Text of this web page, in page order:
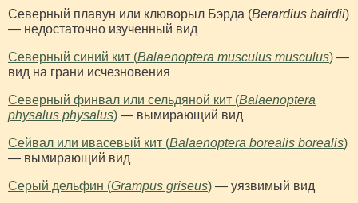
Северный плавун или клюворыл Бэрда (Berardius bairdii)
— недостаточно изученный вид
Северный синий кит (Balaenoptera musculus musculus) —
вид на грани исчезновения
Северный финвал или сельдяной кит (Balaenoptera
physalus physalus) — вымирающий вид
Сейвал или ивасевый кит (Balaenoptera borealis borealis)
— вымирающий вид
Серый дельфин (Grampus griseus) — уязвимый вид